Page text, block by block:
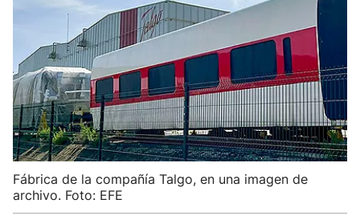
Fábrica de la compañía Talgo, en una imagen de
archivo. Foto: EFE